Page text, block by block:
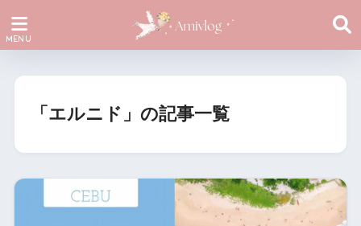
「エルニド」の記事一覧